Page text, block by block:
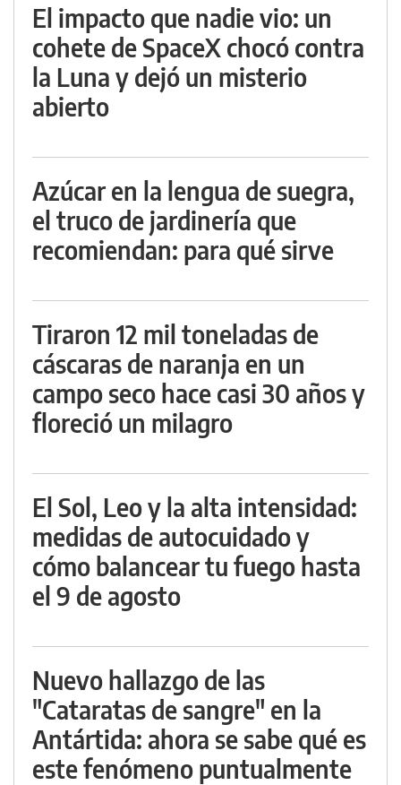
El impacto que nadie vio: un
cohete de SpaceX chocó contra
la Luna y dejó un misterio
abierto
Azúcar en la lengua de suegra,
el truco de jardinería que
recomiendan: para qué sirve
Tiraron 12 mil toneladas de
cáscaras de naranja en un
campo seco hace casi 30 años y
floreció un milagro
El Sol, Leo y la alta intensidad:
medidas de autocuidado y
cómo balancear tu fuego hasta
el 9 de agosto
Nuevo hallazgo de las
"Cataratas de sangre" en la
Antártida: ahora se sabe qué es
este fenómeno puntualmente